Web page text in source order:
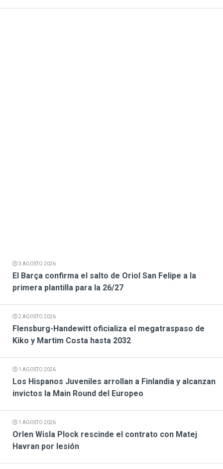
3 AGOSTO 2026
El Barça confirma el salto de Oriol San Felipe a la
primera plantilla para la 26/27
2 AGOSTO 2026
Flensburg-Handewitt oficializa el megatraspaso de
Kiko y Martim Costa hasta 2032
1 AGOSTO 2026
Los Hispanos Juveniles arrollan a Finlandia y alcanzan
invictos la Main Round del Europeo
1 AGOSTO 2026
Orlen Wisla Plock rescinde el contrato con Matej
Havran por lesión